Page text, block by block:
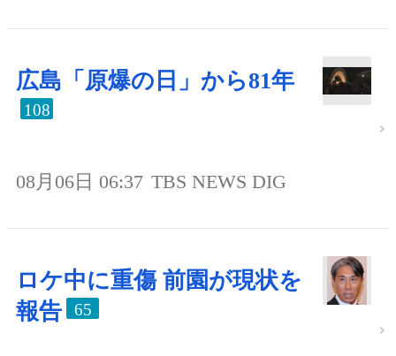
広島「原爆の日」から81年
108
08月06日 06:37 TBS NEWS DIG
ロケ中に重傷 前園が現状を
報告
65